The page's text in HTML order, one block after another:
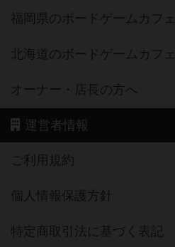
福岡県のボードゲームカフェ
北海道のボードゲームカフェ
オーナー・店長の方へ
運営者情報
ご利用規約
個人情報保護方針
特定商取引法に基づく表記